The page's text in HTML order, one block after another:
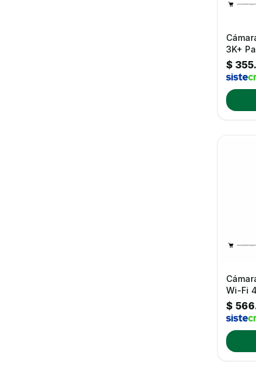
3K+
$
Wi-Fi
USB
$